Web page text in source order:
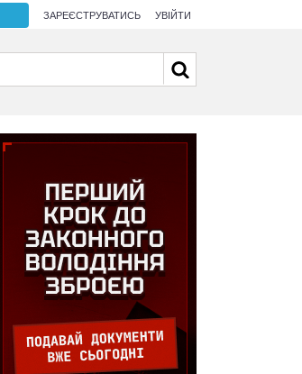
ЗАРЕЄСТРУВАТИСЬ УВІЙТИ